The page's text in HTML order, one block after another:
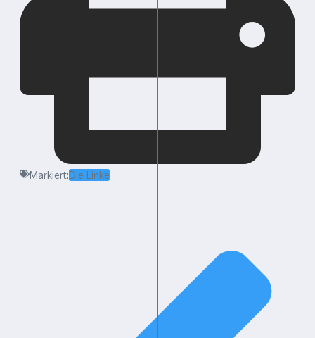
Markiert:Die Linke